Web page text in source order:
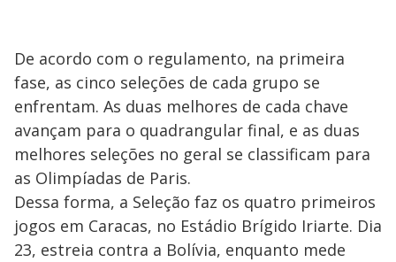
De acordo com o regulamento, na primeira
fase, as cinco seleções de cada grupo se
enfrentam. As duas melhores de cada chave
avançam para o quadrangular final, e as duas
melhores seleções no geral se classificam para
as Olimpíadas de Paris.
Dessa forma, a Seleção faz os quatro primeiros
jogos em Caracas, no Estádio Brígido Iriarte. Dia
23, estreia contra a Bolívia, enquanto mede